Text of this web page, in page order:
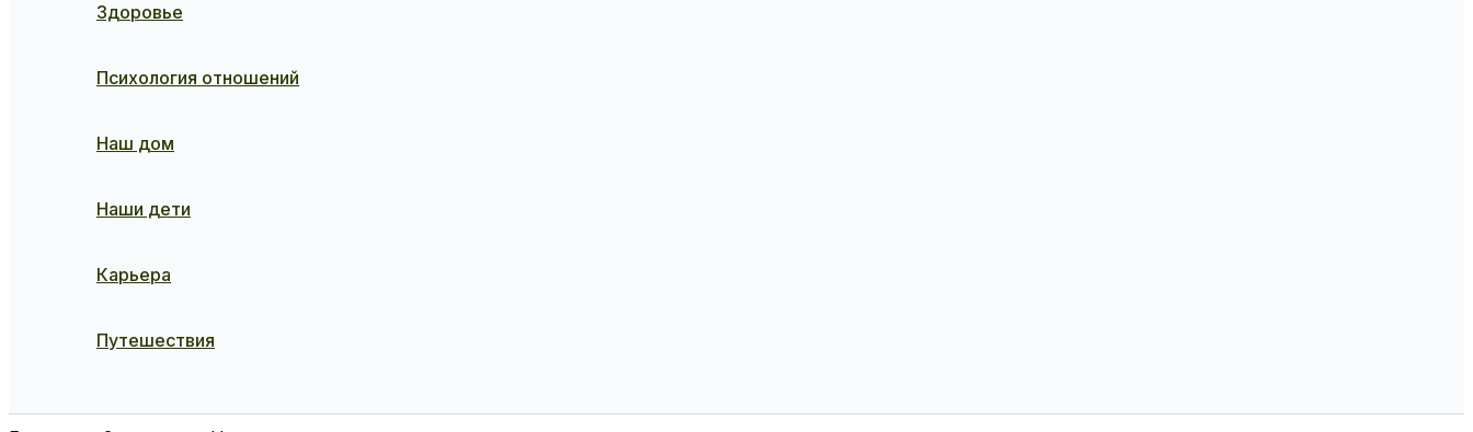
Здоровье
Психология отношений
Наш дом
Наши дети
Карьера
Путешествия